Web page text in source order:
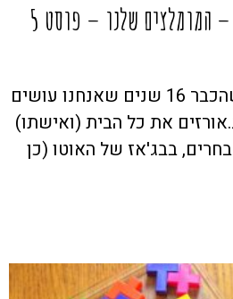
משחקי קופסה לחופשה – המומלצים שלנו – פוסט 5
משחקי קופסה לחופשהכבר 16 שנים שאנחנו עושים
את כל הבית (ואישתו)
בבג'אז של האוטו (כן